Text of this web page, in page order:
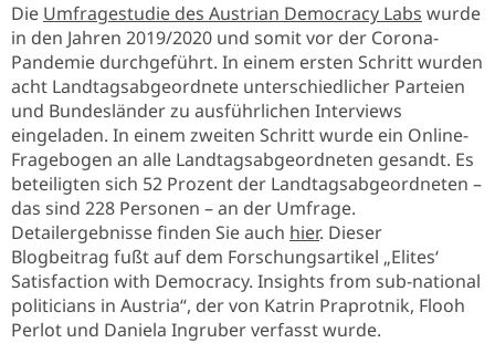
Die Umfragestudie des Austrian Democracy Labs wurde
in den Jahren 2019/2020 und somit vor der Corona-
Pandemie durchgeführt. In einem ersten Schritt wurden
acht Landtagsabgeordnete unterschiedlicher Parteien
und Bundesländer zu ausführlichen Interviews
eingeladen. In einem zweiten Schritt wurde ein Online-
Fragebogen an alle Landtagsabgeordneten gesandt. Es
beteiligten sich 52 Prozent der Landtagsabgeordneten –
das sind 228 Personen – an der Umfrage.
Detailergebnisse finden Sie auch hier. Dieser
Blogbeitrag fußt auf dem Forschungsartikel „Elites‘
Satisfaction with Democracy. Insights from sub-national
politicians in Austria“, der von Katrin Praprotnik, Flooh
Perlot und Daniela Ingruber verfasst wurde.